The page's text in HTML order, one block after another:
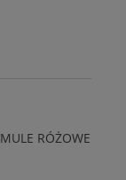
RÓŻOWE